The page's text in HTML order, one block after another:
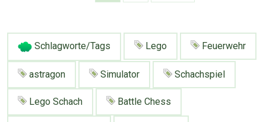
Mit Email Twitter Facebook
Tauschbons
Neue Artikel
Schlagworte/Tags Lego Feuerwehr
astragon Simulator Schachspiel
Lego Schach Battle Chess